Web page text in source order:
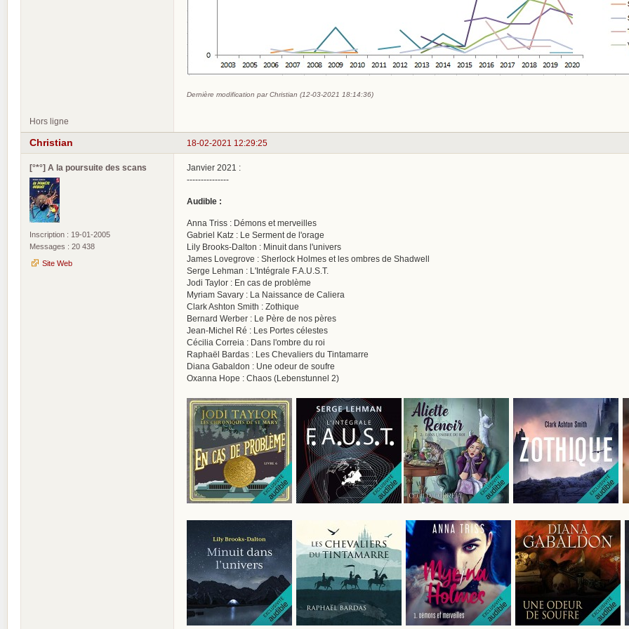
Dernière modification par Christian (12-03-2021 18:14:36)
Hors ligne
18-02-2021 12:29:25
Christian
[°*°] A la poursuite des scans
Inscription : 19-01-2005
Messages : 20 438
Site Web
Janvier 2021 :
---------------
Audible :
Anna Triss : Démons et merveilles
Gabriel Katz : Le Serment de l'orage
Lily Brooks-Dalton : Minuit dans l'univers
James Lovegrove : Sherlock Holmes et les ombres de Shadwell
Serge Lehman : L'Intégrale F.A.U.S.T.
Jodi Taylor : En cas de problème
Myriam Savary : La Naissance de Caliera
Clark Ashton Smith : Zothique
Bernard Werber : Le Père de nos pères
Jean-Michel Ré : Les Portes célestes
Cécilia Correia : Dans l'ombre du roi
Raphaël Bardas : Les Chevaliers du Tintamarre
Diana Gabaldon : Une odeur de soufre
Oxanna Hope : Chaos (Lebenstunnel 2)